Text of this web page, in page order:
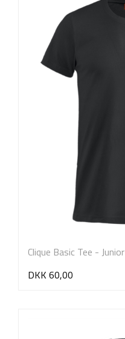
Clique Basic Tee - Junior
DKK 60,00